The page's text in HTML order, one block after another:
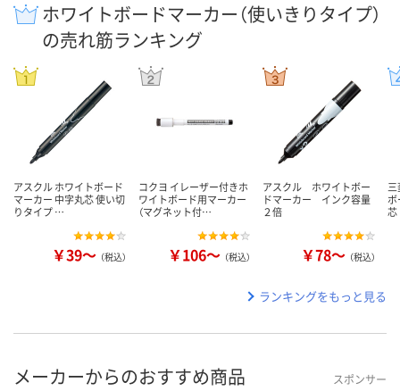
ホワイトボードマーカー（使いきりタイプ）
の売れ筋ランキング
アスクル ホワイトボード
マーカー 中字丸芯 使い切
りタイプ …
￥39～ （税込）
コクヨ イレーザー付きホ
ワイトボード用マーカー
（マグネット付…
￥106～ （税込）
アスクル ホワイトボー
ドマーカー インク容量
２倍
￥78～ （税込）
芯
ランキングをもっと見る
メーカーからのおすすめ商品 スポンサー